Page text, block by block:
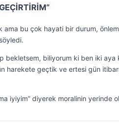
bu çok hayati bir durum,
bekletsem, biliyorum ki ben iki
harekete geçtik ve ertesi gün
iyiyim” diyerek moralinin yerinde